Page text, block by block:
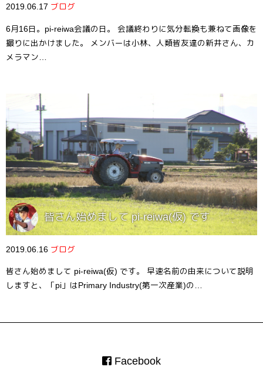
2019.06.17 ブログ
6月16日。pi-reiwa会議の日。 会議終わりに気分転換も兼ねて画像を
撮りに出かけました。 メンバーは小林、人類皆友達の新井さん、カ
メラマン…
皆さん始めまして pi-reiwa(仮) です
2019.06.16 ブログ
皆さん始めまして pi-reiwa(仮) です。 早速名前の由来について説明
しますと、「pi」はPrimary Industry(第一次産業)の…
Facebook